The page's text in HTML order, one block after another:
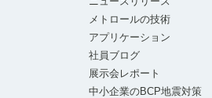
メトロールの技術
アプリケーション
社員ブログ
展示会レポート
中小企業のBCP地震対策